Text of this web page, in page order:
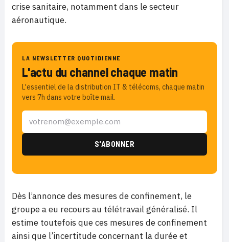
crise sanitaire, notamment dans le secteur
aéronautique.
LA NEWSLETTER QUOTIDIENNE
L'actu du channel chaque matin
L'essentiel de la distribution IT & télécoms, chaque matin
vers 7h dans votre boîte mail.
Dès l’annonce des mesures de confinement, le
groupe a eu recours au télétravail généralisé. Il
estime toutefois que ces mesures de confinement
ainsi que l’incertitude concernant la durée et